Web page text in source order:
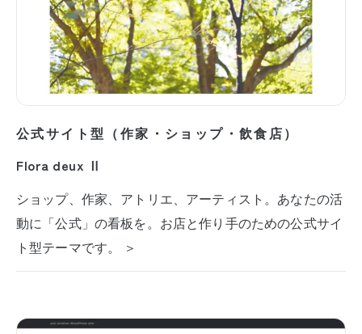
公式サイト型（作家・ショップ・飲食店）
Flora deux Ⅱ
ショップ、作家、アトリエ、アーティスト。あなたの活
動に「公式」の看板を。お店と作り手のための公式サイ
ト型テーマです。 ＞